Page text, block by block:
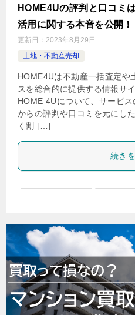
HOME4Uの評判と口コミ
活用に関する本音を公開！
更新日： 2023年8月29日
土地・不動産売却
HOME4Uは不動産一括査定や
スを総合的に提供する情報サ
HOME 4Uについて、サービ
からの評判や口コミを元にし
く割 […]
続き